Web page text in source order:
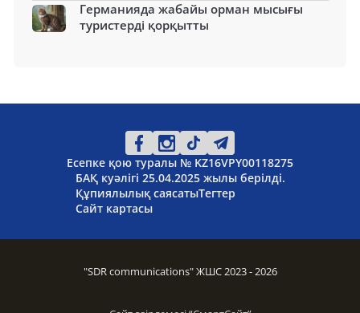
Германияда жабайы орман мысығы
туристерді қорқытты
Есепке қою туралы № KZ16VPY00118275
БАҚ куәлігі 25.04.2025 жылы берілді.
Құпиялылық саясатыТегтер
Сайт картасы
"SDR communications" ЖШС 2023 - 2026